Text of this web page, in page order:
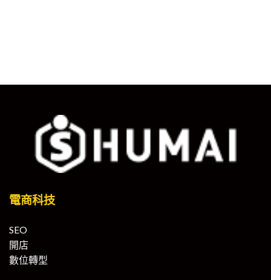
電商科技
SEO
開店
數位轉型